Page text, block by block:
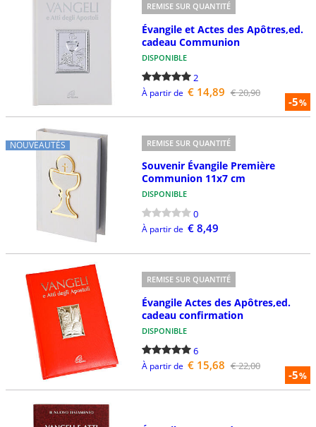
-5%
REMISE SUR QUANTITÉ
Évangile et Actes des Apôtres,ed.
cadeau Communion
DISPONIBLE
2
À partir de € 14,89 € 20,90
NOUVEAUTÉS REMISE SUR QUANTITÉ
Souvenir Évangile Première
Communion 11x7 cm
DISPONIBLE
0
À partir de € 8,49
-5%
REMISE SUR QUANTITÉ
Évangile Actes des Apôtres,ed.
cadeau confirmation
DISPONIBLE
6
À partir de € 15,68 € 22,00